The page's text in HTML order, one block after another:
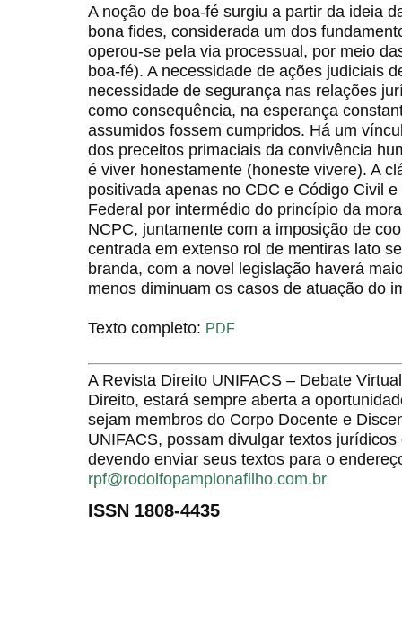
A noção de boa-fé surgiu a partir da ideia
bona fides, considerada um dos
operou-se pela via processual, por meio
boa-fé). A necessidade de ações judiciais
necessidade de segurança nas relações
como consequência, na esperança
assumidos fossem cumpridos. Há um
dos preceitos primaciais da convivência
é viver honestamente (honeste vivere). A
positivada apenas no CDC e Código Civil
Federal por intermédio do princípio da
NCPC, juntamente com a imposição de
centrada em extenso rol de mentiras lato
branda, com a novel legislação haverá
menos diminuam os casos de atuação do
Texto completo: PDF
A Revista Direito UNIFACS – Debate
Direito, estará sempre aberta a
sejam membros do Corpo Docente e
UNIFACS, possam divulgar textos
devendo enviar seus textos para o
rpf@rodolfopamplonafilho.com.br
ISSN 1808-4435